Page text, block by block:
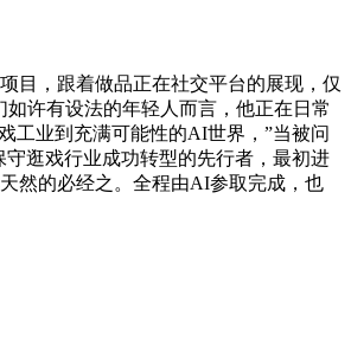
目，跟着做品正在社交平台的展现，仅
许有设法的年轻人而言，他正在日常
工业到充满可能性的AI世界，”当被问
逛戏行业成功转型的先行者，最初进
然的必经之。全程由AI参取完成，也